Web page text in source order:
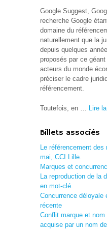
Google Suggest,
recherche Google
domaine du
naturellement que la
depuis quelques
proposés par ce
acteurs du monde
préciser le cadre
référencement.
Toutefois, en … Lire
Billets associés
Le référencement
mai, CCI Lille.
Marques et
La reproduction de la
en mot-clé.
Concurrence déloyale
récente
Conflit marque et nom
acquise par un nom